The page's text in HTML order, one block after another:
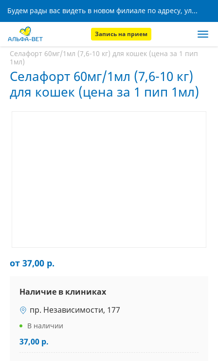
Будем рады вас видеть в новом филиале по адресу, ул. Кижеватова, 8!
Запись на прием
Главная
Селафорт 60мг/1мл (7,6-10 кг) для кошек (цена за 1 пип
1мл)
Селафорт 60мг/1мл (7,6-10 кг)
для кошек (цена за 1 пип 1мл)
от 37,00 р.
Наличие в клиниках
пр. Независимости, 177
В наличии
37,00 р.